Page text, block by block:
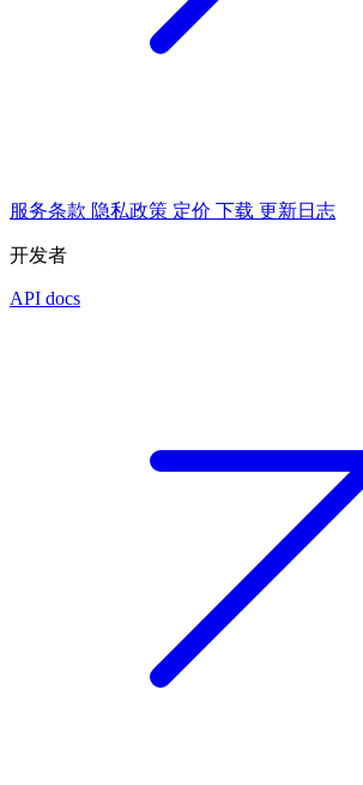
服务条款 隐私政策 定价 下载 更新日志
开发者
API docs